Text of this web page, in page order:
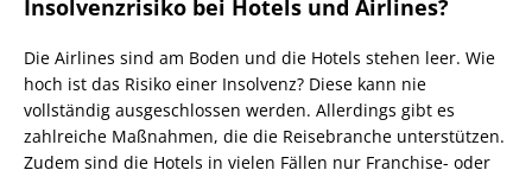
Insolvenzrisiko bei Hotels und Airlines?
Die Airlines sind am Boden und die Hotels stehen leer. Wie
hoch ist das Risiko einer Insolvenz? Diese kann nie
vollständig ausgeschlossen werden. Allerdings gibt es
zahlreiche Maßnahmen, die die Reisebranche unterstützen.
Zudem sind die Hotels in vielen Fällen nur Franchise- oder